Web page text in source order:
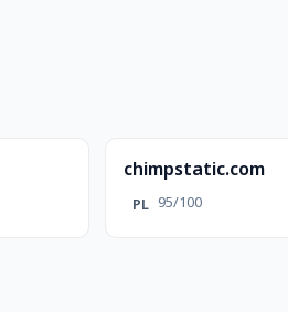
chimpstatic.com
PL 95/100